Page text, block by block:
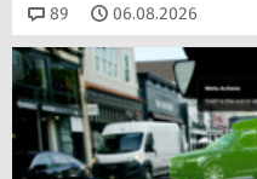
89 Kommentare
06.08.2026